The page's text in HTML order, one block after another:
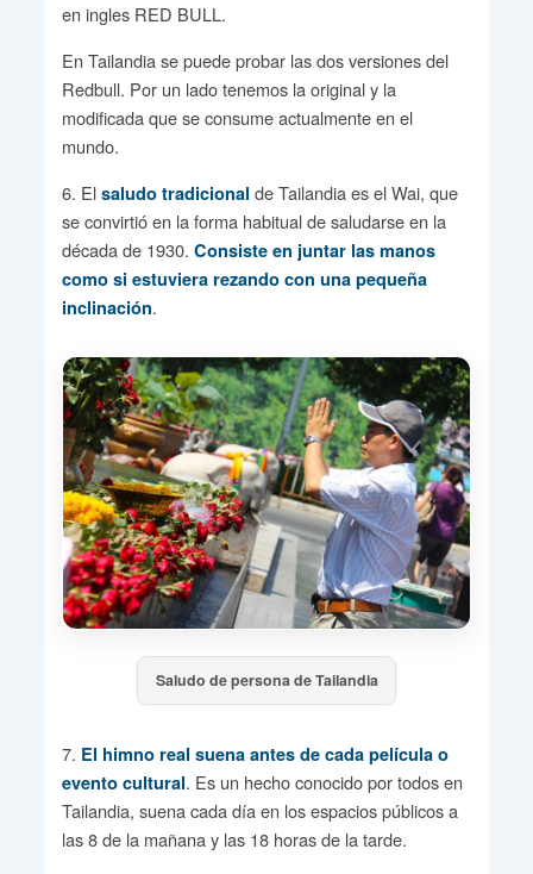
en ingles RED BULL.
En Tailandia se puede probar las dos versiones del
Redbull. Por un lado tenemos la original y la
modificada que se consume actualmente en el
mundo.
6. Elsaludo tradicional de Tailandia es el Wai, que
se convirtió en la forma habitual de saludarse en la
década de 1930. Consiste en juntar las manos
como si estuviera rezando con una pequeña
inclinación.
Saludo de persona de Tailandia
7. El himno real suena antes de cada película o
evento cultural. Es un hecho conocido por todos en
Tailandia, suena cada día en los espacios públicos a
las 8 de la mañana y las 18 horas de la tarde.